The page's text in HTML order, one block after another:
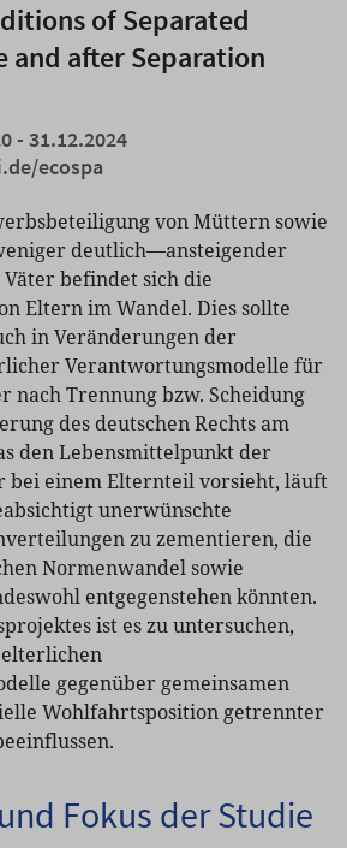
of Separated
and after Separation
- 31.12.2024
ecospa
von Müttern sowie
deutlich—ansteigender
befindet sich die
Eltern im Wandel. Dies sollte
in Veränderungen der
Verantwortungsmodelle für
nach Trennung bzw. Scheidung
des deutschen Rechts am
den Lebensmittelpunkt der
bei einem Elternteil vorsieht, läuft
unerwünschte
zu zementieren, die
Normenwandel sowie
entgegenstehen könnten.
ist es zu untersuchen,
gegenüber gemeinsamen
Wohlfahrtsposition getrennter
Fokus der Studie